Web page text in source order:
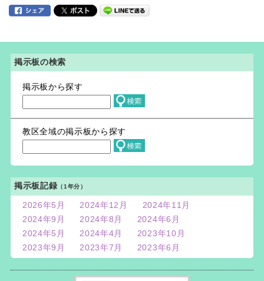
掲示板の検索
掲示板から探す
教区全域の掲示板から探す
掲示板記録 （1年分）
2026年5月 2024年12月
2024年11月
2024年9月
2024年8月
2024年6月
2024年5月
2024年4月
2023年10月
2023年9月
2023年7月 2023年6月